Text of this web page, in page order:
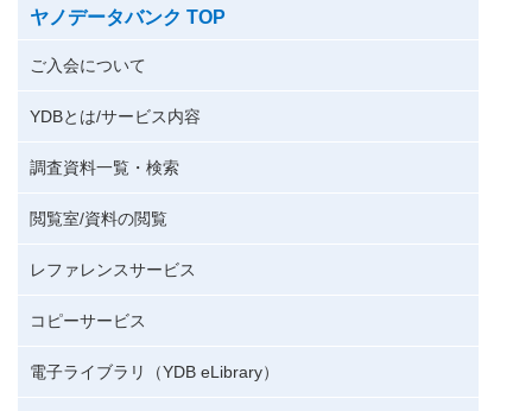
ヤノデータバンク TOP
ご入会について
YDBとは/サービス内容
調査資料一覧・検索
閲覧室/資料の閲覧
レファレンスサービス
コピーサービス
電子ライブラリ（YDB eLibrary）